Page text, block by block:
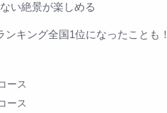
い絶景が楽しめる
キング全国1位になったことも！
ース
ース